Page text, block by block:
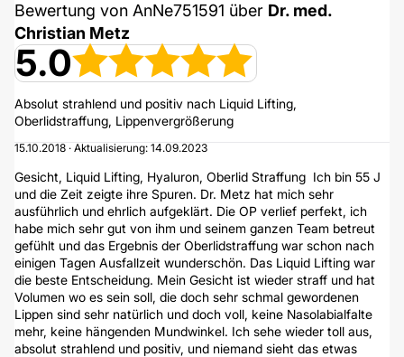
Bewertung von AnNe751591 über Dr. med.
Christian Metz
5.0
Absolut strahlend und positiv nach Liquid Lifting,
Oberlidstraffung, Lippenvergrößerung
15.10.2018 · Aktualisierung: 14.09.2023
Gesicht, Liquid Lifting, Hyaluron, Oberlid Straffung Ich bin 55 J
und die Zeit zeigte ihre Spuren. Dr. Metz hat mich sehr
ausführlich und ehrlich aufgeklärt. Die OP verlief perfekt, ich
habe mich sehr gut von ihm und seinem ganzen Team betreut
gefühlt und das Ergebnis der Oberlidstraffung war schon nach
einigen Tagen Ausfallzeit wunderschön. Das Liquid Lifting war
die beste Entscheidung. Mein Gesicht ist wieder straff und hat
Volumen wo es sein soll, die doch sehr schmal gewordenen
Lippen sind sehr natürlich und doch voll, keine Nasolabialfalte
mehr, keine hängenden Mundwinkel. Ich sehe wieder toll aus,
absolut strahlend und positiv, und niemand sieht das etwas